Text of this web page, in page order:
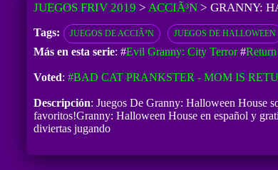
JUEGOS FRIV 2019 > ACCIÃ³N> GRANNY:
Tags: JUEGOS DE ACCIÃ³N JUEGOS DE HALLOWEEN
Más en esta serie: #Evil Granny: City Terror#
Voted: #BAD CAT PRANKSTER - MOM IS
Descripción: Juegos De Granny: Halloween House
favoritos!Granny: Halloween House en español y
diviertas jugando